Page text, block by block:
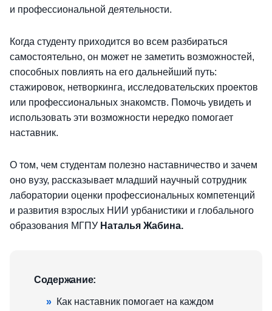
и профессиональной деятельности.
Когда студенту приходится во всем разбираться
самостоятельно, он может не заметить возможностей,
способных повлиять на его дальнейший путь:
стажировок, нетворкинга, исследовательских проектов
или профессиональных знакомств. Помочь увидеть и
использовать эти возможности нередко помогает
наставник.
О том, чем студентам полезно наставничество и зачем
оно вузу, рассказывает младший научный сотрудник
лаборатории оценки профессиональных компетенций
и развития взрослых НИИ урбанистики и глобального
образования МГПУ Наталья Жабина.
Содержание:
» Как наставник помогает на каждом